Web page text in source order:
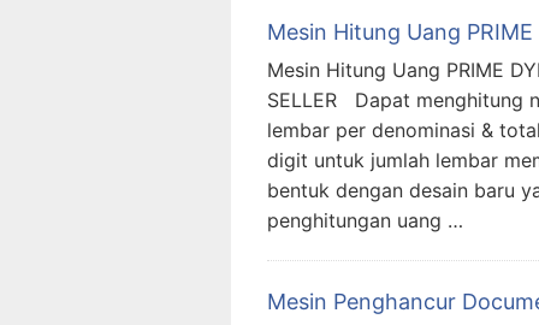
Mesin Hitung Uang
Mesin Hitung Uang PRIME
SELLER Dapat menghitung
lembar per denominasi &
digit untuk jumlah lembar
bentuk dengan desain baru
penghitungan uang …
Mesin Penghancur